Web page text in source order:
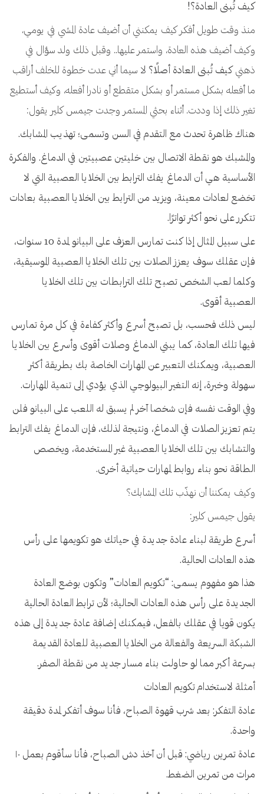
كيف تُبنى العادة؟!
منذ وقت طويل أفكر كيف يمكنني أن أضيف عادة المشي في يومي،
وكيف أضيف هذه العادة، واستمر عليها.. وقبل ذلك ولد سؤال في
ذهني كيف تُبنى العادة أصلًا؟ لا سيما أني عدت خطوة للخلف أراقب
ما أفعله بشكل مستمر أو بشكل متقطع أو نادرا أفعله، وكيف أستطيع
تغير ذلك إذا وددت. أثناء بحثي المستمر وجدت جيمس كلير يقول:
هناك ظاهرة تحدث مع التقدم في السن وتسمى؛ تهذيب المشابك.
والمشبك هو نقطة الاتصال بين خليتين عصبيتين في الدماغ. والفكرة
الأساسية هي أن الدماغ يفك الترابط بين الخلايا العصبية التي لا
تخضع لعادات معينة، ويزيد من الترابط بين الخلايا العصبية بعادات
تتكرر على نحو أكثر تواترًا.
على سبيل المثال إذا كنت تمارس العزف على البيانو لمدة 10 سنوات،
فإن عقلك سوف يعزز الصلات بين تلك الخلايا العصبية الموسيقية،
وكلما لعب الشخص تصبح تلك الترابطات بين تلك الخلايا
العصبية أقوى.
ليس ذلك فحسب، بل تصبح أسرع وأكثر كفاءة في كل مرة تمارس
فيها تلك العادة، كما يبني الدماغ وصلات أقوى وأسرع بين الخلايا
العصبية، ويمكنك التعبير عن المهارات الخاصة بك بطريقة أكثر
سهولة وخبرة، إنه التغير البيولوجي الذي يؤدي إلى تنمية المهارات.
وفي الوقت نفسه فإن شخصا آخر لم يسبق له اللعب على البيانو فلن
يتم تعزيز الصلات في الدماغ، ونتيجة لذلك، فإن الدماغ يفك الترابط
والتشابك بين تلك الخلايا العصبية غير المستخدمة، ويخصص
الطاقة نحو بناء روابط لمهارات حياتية أخرى.
وكيف يمكننا أن نهذّب تلك المشابك؟
يقول جيمس كلير:
أسرع طريقة لبناء عادة جديدة في حياتك هو تكويمها على رأس
هذه العادات الحالية.
هذا هو مفهوم يسمى: “تكويم العادات” وتكون بوضع العادة
الجديدة على رأس هذه العادات الحالية؛ لأن ترابط العادة الحالية
يكون قويا في عقلك بالفعل، فيمكنك إضافة عادة جديدة إلى هذه
الشبكة السريعة والفعالة من الخلايا العصبية للعادة القديمة
بسرعة أكبر مما لو حاولت بناء مسار جديد من نقطة الصفر.
أمثلة لاستخدام تكويم العادات
عادة التفكر: بعد شرب قهوة الصباح، فأنا سوف أتفكر لمدة دقيقة
واحدة.
عادة تمرين رياضي: قبل أن آخذ دش الصباح، فأنا سأقوم بعمل ١٠
مرات من تمرين الضغط.